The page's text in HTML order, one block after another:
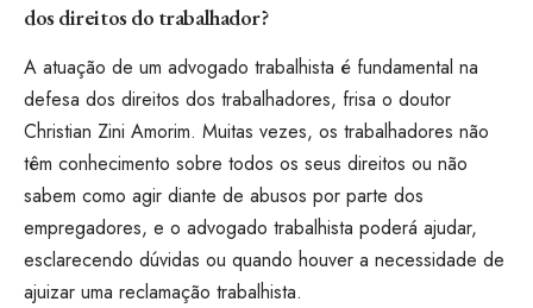
dos direitos do trabalhador?
A atuação de um advogado trabalhista é fundamental na
defesa dos direitos dos trabalhadores, frisa o doutor
Christian Zini Amorim. Muitas vezes, os trabalhadores não
têm conhecimento sobre todos os seus direitos ou não
sabem como agir diante de abusos por parte dos
empregadores, e o advogado trabalhista poderá ajudar,
esclarecendo dúvidas ou quando houver a necessidade de
ajuizar uma reclamação trabalhista.